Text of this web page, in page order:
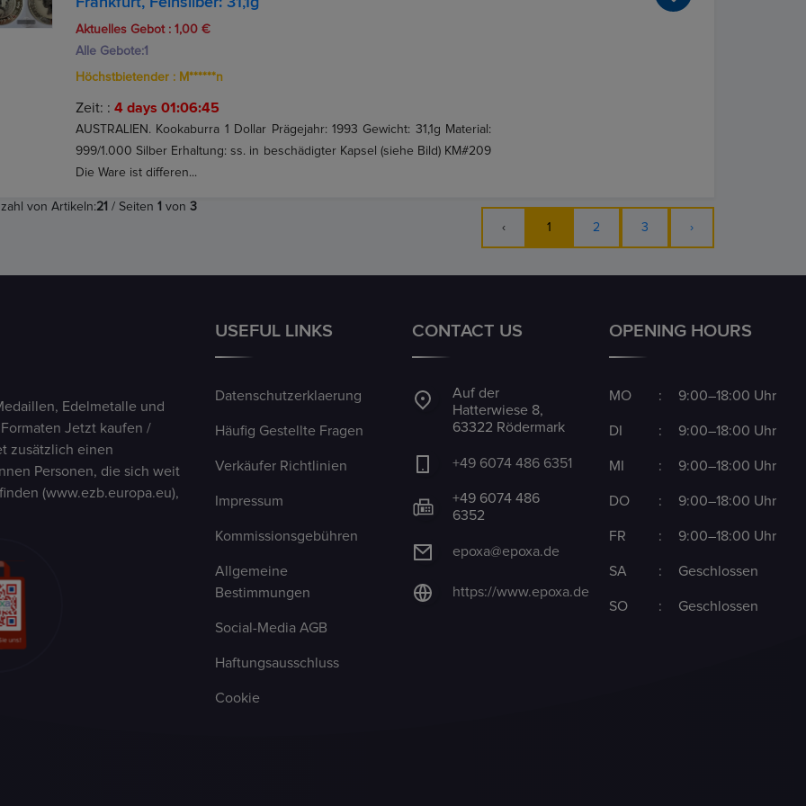
Aktuelles Gebot : 1,00 €
Alle Gebote:1
Höchstbietender : M******n
Zeit: : 4 days 01:06:44
AUSTRALIEN. Kookaburra 1 Dollar Prägejahr: 1993 Gewicht: 31,1g Material:
999/1.000 Silber Erhaltung: ss. in beschädigter Kapsel (siehe Bild) KM#209
Die Ware ist differen...
von Artikeln:21 / Seiten 1 von 3
‹
1 2 3 ›
Edelmetalle und
Jetzt kaufen /
zusätzlich einen
Personen, die sich weit
(www.ezb.europa.eu),
USEFUL LINKS
Datenschutzerklaerung
Häufig Gestellte Fragen
Verkäufer Richtlinien
Impressum
Kommissionsgebühren
Allgemeine
Bestimmungen
Social-Media AGB
Haftungsausschluss
Cookie
CONTACT US
Auf der
Hatterwiese 8,
63322 Rödermark
+49 6074 486 6351
+49 6074 486
6352
epoxa@epoxa.de
https://www.epoxa.de
OPENING HOURS
MO : 9:00–18:00 Uhr
DI : 9:00–18:00 Uhr
MI : 9:00–18:00 Uhr
DO : 9:00–18:00 Uhr
FR : 9:00–18:00 Uhr
SA : Geschlossen
SO : Geschlossen